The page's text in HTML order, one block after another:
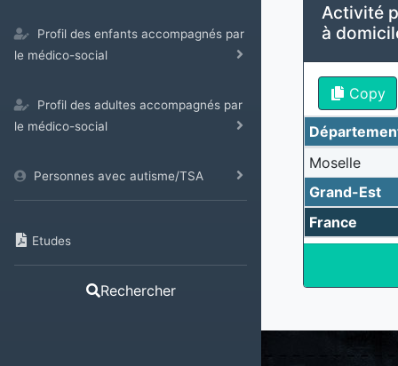
Profil des enfants accompagnés par
le médico-social
Profil des adultes accompagnés par
le médico-social
Personnes avec autisme/TSA
Etudes
Rechercher
Activité
à
Copy
Moselle
Grand-Est
France